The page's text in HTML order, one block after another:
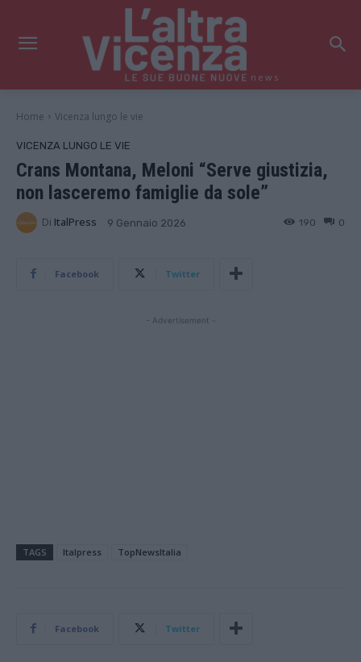
news
Home Vicenza lungo le vie
VICENZA LUNGO LE VIE
Crans Montana, Meloni “Serve giustizia,
non lasceremo famiglie da sole”
Di ItalPress 9 Gennaio 2026 0
190
Facebook Twitter
- Advertisement -
TAGS Italpress TopNewsItalia
Facebook Twitter